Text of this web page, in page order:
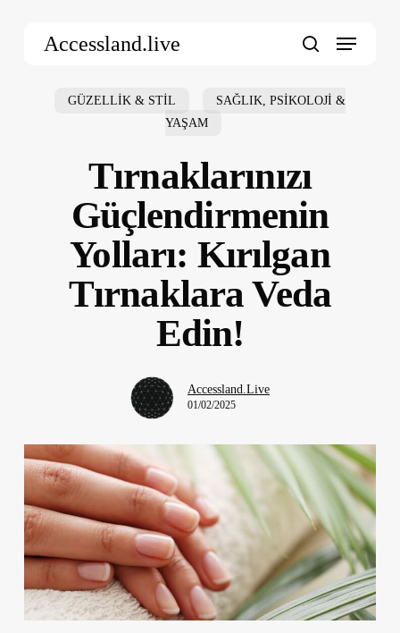
Accessland.live Menu
GÜZELLİK & STİL
SAĞLIK, PSİKOLOJİ &
YAŞAM
Tırnaklarınızı
Güçlendirmenin
Yolları: Kırılgan
Tırnaklara Veda
Edin!
Accessland.Live
01/02/2025